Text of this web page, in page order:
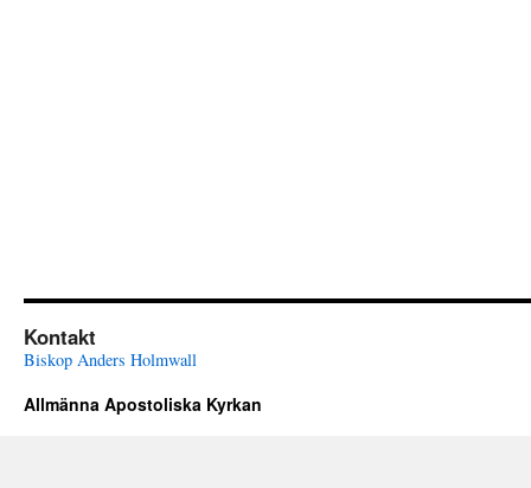
Kontakt
Biskop Anders Holmwall
Allmänna Apostoliska Kyrkan